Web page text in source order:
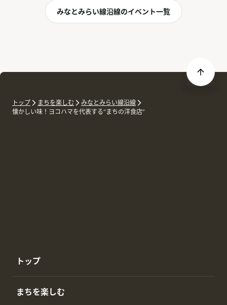
みなとみらい線沿線のイベント一覧
トップ まちを楽しむ
みなとみらい線沿線
懐かしい味！ヨコハマを代表する“まちの洋食店”
トップ
まちを楽しむ